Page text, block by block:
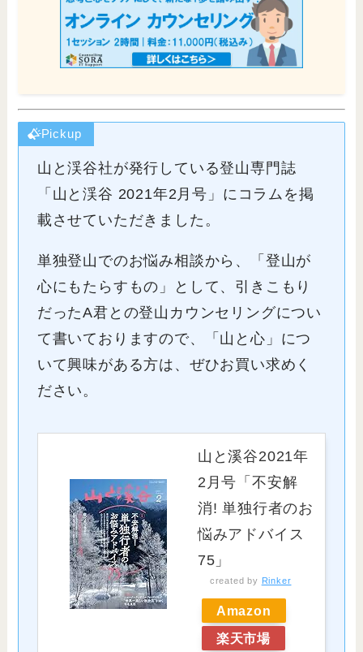
Pickup
山と渓谷社が発行している登山専門誌
「山と渓谷 2021年2月号」にコラムを掲
載させていただきました。
単独登山でのお悩み相談から、「登山が
心にもたらすもの」として、引きこもり
だったA君との登山カウンセリングについ
て書いておりますので、「山と心」につ
いて興味がある方は、ぜひお買い求めく
ださい。
山と溪谷2021年
2月号「不安解
消! 単独行者のお
悩みアドバイス
75」
created by Rinker
Amazon
楽天市場